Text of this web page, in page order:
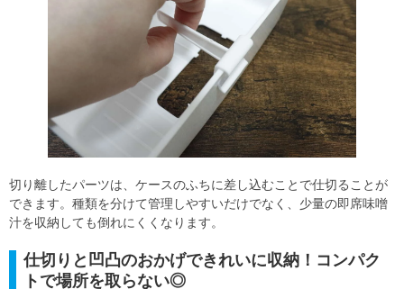
切り離したパーツは、ケースのふちに差し込むことで仕切ることが
できます。種類を分けて管理しやすいだけでなく、少量の即席味噌
汁を収納しても倒れにくくなります。
仕切りと凹凸のおかげできれいに収納！コンパク
トで場所を取らない◎